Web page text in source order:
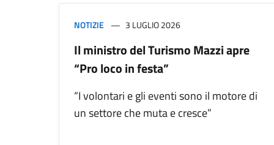
NOTIZIE 3 LUGLIO 2026
Il ministro del Turismo Mazzi apre
“Pro loco in festa”
“I volontari e gli eventi sono il motore di
un settore che muta e cresce”